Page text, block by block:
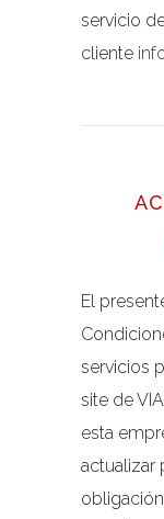
servicio
cliente
El
servicios
site de
esta
actualizar